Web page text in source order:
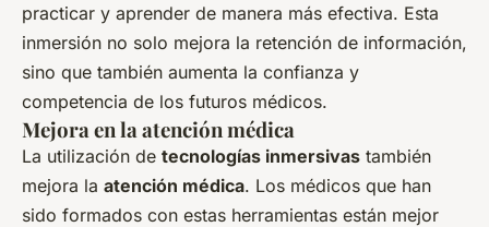
practicar y aprender de manera más efectiva. Esta
inmersión no solo mejora la retención de información,
sino que también aumenta la confianza y
competencia de los futuros médicos.
Mejora en la atención médica
La utilización de tecnologías inmersivas también
mejora la atención médica. Los médicos que han
sido formados con estas herramientas están mejor